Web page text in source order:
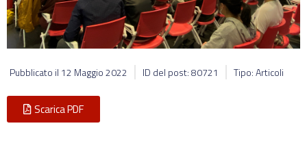
Pubblicato il 12 Maggio 2022 ID del post: 80721 Tipo: Articoli
Scarica PDF